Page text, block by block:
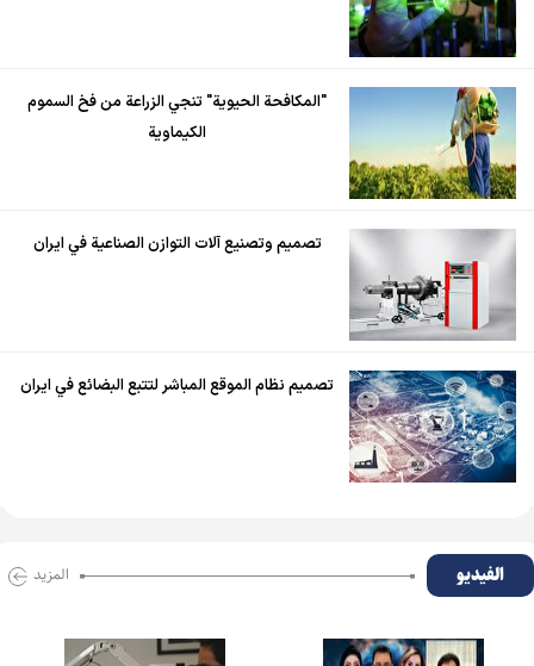
"المكافحة الحيوية" تنجي الزراعة من فخ السموم
الكيماوية
تصميم وتصنيع آلات التوازن الصناعية في ايران
تصميم نظام الموقع المباشر لتتبع البضائع في ايران
الفیدیو المزید